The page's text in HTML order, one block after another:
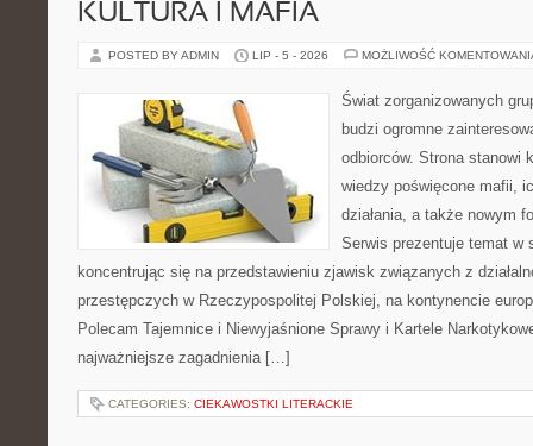
KULTURA I MAFIA
POSTED BY ADMIN LIP - 5 - 2026 MOŻLIWOŚĆ
Świat zorganizowanych
budzi ogromne
odbiorców. Strona stanowi
wiedzy poświęcone mafii,
działania, a także nowym
Serwis prezentuje temat w
koncentrując się na przedstawieniu zjawisk związanych z
przestępczych w Rzeczypospolitej Polskiej, na kontynencie
Polecam Tajemnice i Niewyjaśnione Sprawy i Kartele
najważniejsze zagadnienia […]
CATEGORIES: CIEKAWOSTKI LITERACKIE